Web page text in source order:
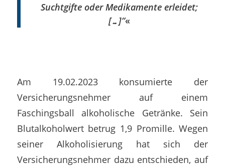
Suchtgifte oder Medikamente erleidet;
[…]“«
Am 19.02.2023 konsumierte der
Versicherungsnehmer auf einem
Faschingsball alkoholische Getränke. Sein
Blutalkoholwert betrug 1,9 Promille. Wegen
seiner Alkoholisierung hat sich der
Versicherungsnehmer dazu entschieden, auf